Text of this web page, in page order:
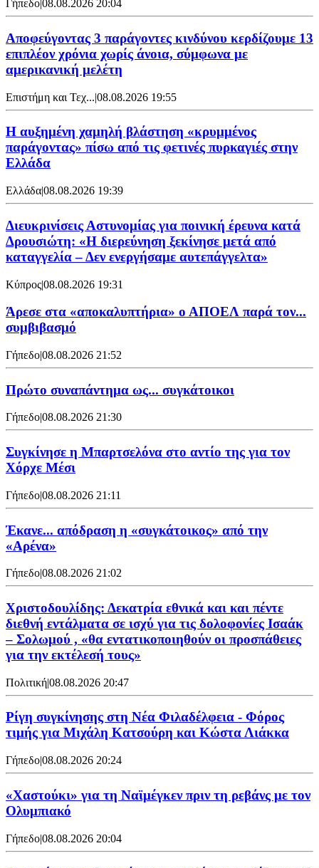
Γήπεδο08.08.2026 20:04
Αποφεύγοντας 3 παράγοντες κινδύνου κερδίζουμε 13
επιπλέον χρόνια χωρίς άνοια, σύμφωνα με
αμερικανική μελέτη
Επιστήμη και Τεχ...|08.08.2026 19:55
Η αυξημένη χαμηλή βλάστηση «κρυμμένος
παράγοντας» πίσω από τις φετινές πυρκαγιές στην
Ελλάδα
Ελλάδα|08.08.2026 19:39
Διευκρινίσεις Αστυνομίας για ποινική έρευνα κατά
Δρουσιώτη: «Η διερεύνηση ξεκίνησε μετά από
καταγγελία – Δεν ενεργήσαμε αυτεπάγγελτα»
Κύπρος|08.08.2026 19:31
Άρεσε στα «αποκαλυπτήρια» ο ΑΠΟΕΛ παρά τον...
συμβιβασμό
Γήπεδο|08.08.2026 21:52
Πρώτο συναπάντημα ως... συγκάτοικοι
Γήπεδο|08.08.2026 21:30
Συγκίνησε η Μπαρτσελόνα στο αντίο της για τον
Χόρχε Μέσι
Γήπεδο|08.08.2026 21:11
Έκανε... απόδραση η «συγκάτοικος» από την
«Αρένα»
Γήπεδο|08.08.2026 21:02
Χριστοδουλίδης: Δεκατρία εθνικά και και πέντε
διεθνή εντάλματα σε ισχύ για τις δολοφονίες Ισαάκ
– Σολωμού , «θα εντατικοποιηθούν οι προσπάθειες
για την εκτέλεσή τους»
Πολιτική|08.08.2026 20:47
Ρίγη συγκίνησης στη Νέα Φιλαδέλφεια - Φόρος
τιμής για Μιχάλη Κατσούρη και Κώστα Λιάκκα
Γήπεδο|08.08.2026 20:24
«Χαστούκι» για τη Ναϊμέγκεν πριν τη ρεβάνς με τον
Ολυμπιακό
Γήπεδο|08.08.2026 20:04